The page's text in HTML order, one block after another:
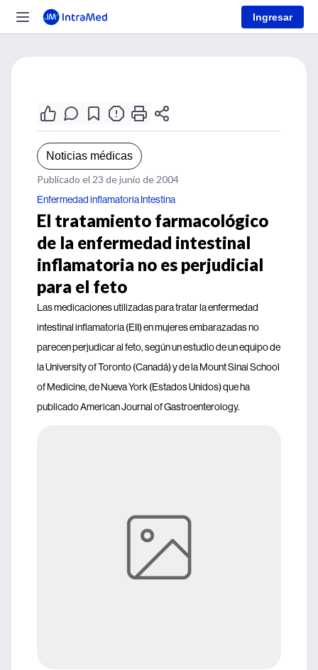
Ingresar
Noticias médicas
Publicado el 23 de junio de 2004
Enfermedad inflamatoria Intestina
El tratamiento farmacológico
de la enfermedad intestinal
inflamatoria no es perjudicial
para el feto
Las medicaciones utilizadas para tratar la enfermedad
intestinal inflamatoria (EII) en mujeres embarazadas no
parecen perjudicar al feto, según un estudio de un equipo de
la University of Toronto (Canadá) y de la Mount Sinai School
of Medicine, de Nueva York (Estados Unidos) que ha
publicado American Journal of Gastroenterology.